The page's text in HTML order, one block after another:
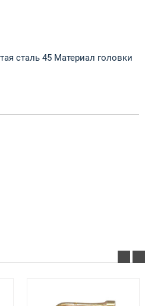
сталь 45 Материал головки